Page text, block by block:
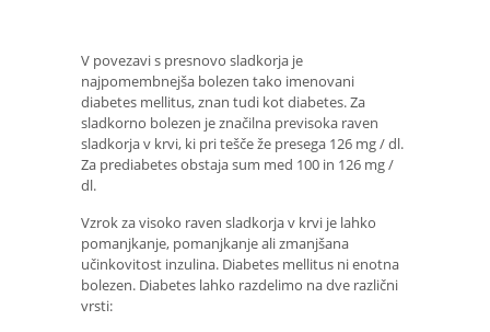
V povezavi s presnovo sladkorja je
najpomembnejša bolezen tako imenovani
diabetes mellitus, znan tudi kot diabetes. Za
sladkorno bolezen je značilna previsoka raven
sladkorja v krvi, ki pri tešče že presega 126 mg / dl.
Za prediabetes obstaja sum med 100 in 126 mg /
dl.
Vzrok za visoko raven sladkorja v krvi je lahko
pomanjkanje, pomanjkanje ali zmanjšana
učinkovitost inzulina. Diabetes mellitus ni enotna
bolezen. Diabetes lahko razdelimo na dve različni
vrsti: